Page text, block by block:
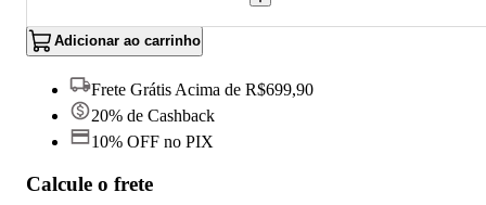
Adicionar ao carrinho
Frete Grátis Acima de R$699,90
20% de Cashback
10% OFF no PIX
Calcule o frete